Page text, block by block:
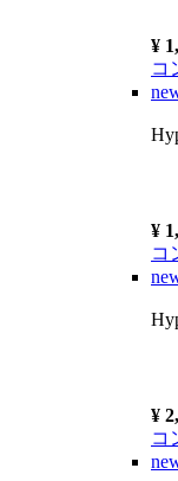
¥
コ
¥
コ
¥
コ